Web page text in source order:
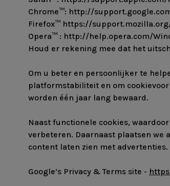
Chrome™: http://
Firefox™ https://
Opera™ : http://help.opera.com/
Houd er rekening mee dat het
Om u beter en persoonlijker te
platformstabiliteit en om
worden één jaar lang bewaard.
Naast functionele cookies,
verbeteren. Daarnaast plaatsen
content laten zien met advertenties.
Google’s Privacy & Terms site -